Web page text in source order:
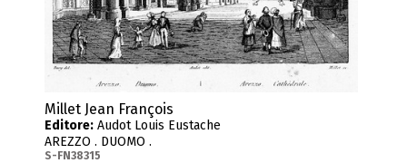
Millet Jean François
Editore:Audot Louis Eustache
AREZZO . DUOMO .
S-FN38315